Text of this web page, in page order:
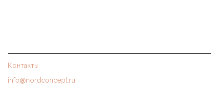
Контакты
info@nordconcept.ru